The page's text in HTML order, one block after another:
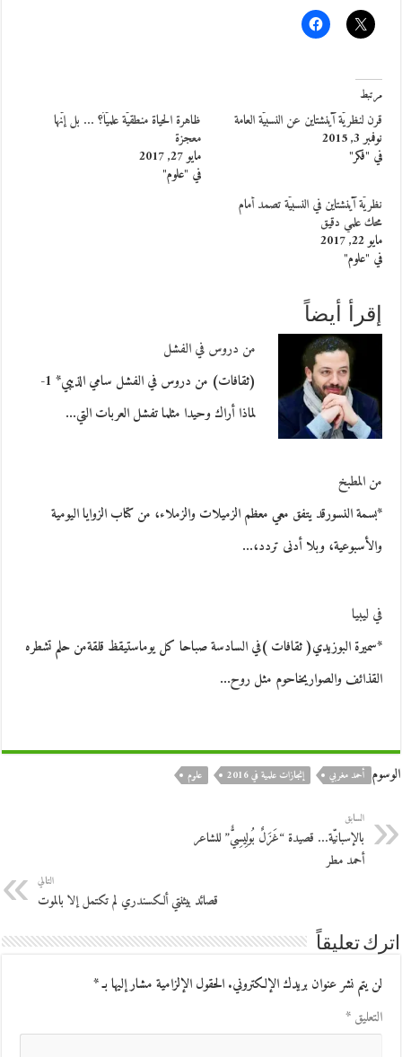
مرتبط
قرن لنظريّة آينشتاين عن النسبيّة العامة
نوفمبر 3, 2015
في "فكر"
ظاهرة الحياة منطقيّة علميّاً؟ … بل إنّها
معجزة
مايو 27, 2017
في "علوم"
نظريّة آينشتاين في النسبيّة تصمد أمام
محك علمي دقيق
مايو 22, 2017
في "علوم"
إقرأ أيضاً
من دروس في الفشل
(ثقافات) من دروس في الفشل سامي الذيبي* 1-
لماذا أراك وحيدا مثلما تفشل العربات التي…
من المطبخ
*بسمة النسورقد يتفق معي معظم الزميلات والزملاء، من كتاب الزوايا اليومية
والأسبوعية، وبلا أدنى تردد،…
في ليبيا
*سميرة البوزيدي( ثقافات )في السادسة صباحا كل يوماستيقظ قلقةمن حلم تشطره
القذائف والصواريخاحوم مثل روح…
الوسوم أحمد مغربي إنجازات علمية في 2016 علوم
السابق
بالإسبانيّة… قصيدة “غَزَلٌ بُولِيسِيٌّ” للشاعر
أحمد مطر
التالي
قصائد بيثنتي ألكسندري لم تكتمل إلا بالموت
اترك تعليقاً
لن يتم نشر عنوان بريدك الإلكتروني.الحقول الإلزامية مشار إليها بـ*
التعليق*